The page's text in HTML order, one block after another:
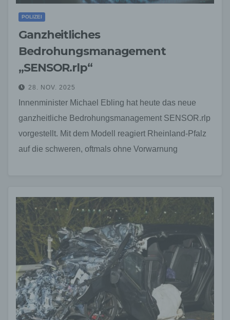
POLIZEI
Ganzheitliches
Bedrohungsmanagement
„SENSOR.rlp“
28. NOV. 2025
Innenminister Michael Ebling hat heute das neue
ganzheitliche Bedrohungsmanagement SENSOR.rlp
vorgestellt. Mit dem Modell reagiert Rheinland-Pfalz
auf die schweren, oftmals ohne Vorwarnung